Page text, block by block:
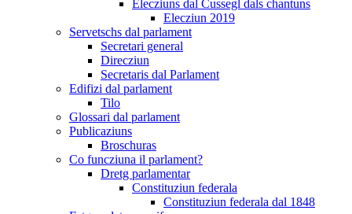
Elecziuns dal Cussegl dals chantuns
Elecziun 2019
Servetschs dal parlament
Secretari general
Direcziun
Secretaris dal Parlament
Edifizi dal parlament
Tilo
Glossari dal parlament
Publicaziuns
Broschuras
Co funcziuna il parlament?
Dretg parlamentar
Constituziun federala
Constituziun federala dal 1848